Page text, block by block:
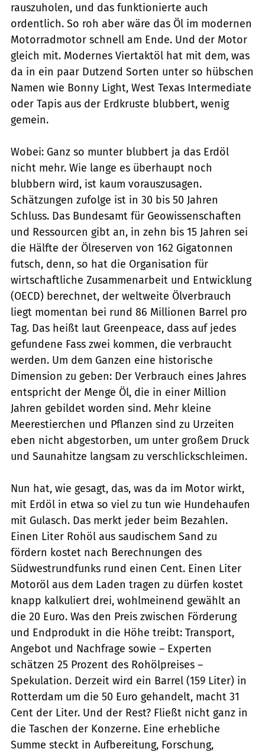
rauszuholen, und das funktionierte auch
ordentlich. So roh aber wäre das Öl im modernen
Motorradmotor schnell am Ende. Und der Motor
gleich mit. Modernes Viertaktöl hat mit dem, was
da in ein paar Dutzend Sorten unter so hübschen
Namen wie Bonny Light, West Texas Intermediate
oder Tapis aus der Erdkruste blubbert, wenig
gemein.
Wobei: Ganz so munter blubbert ja das Erdöl
nicht mehr. Wie lange es überhaupt noch
blubbern wird, ist kaum vorauszusagen.
Schätzungen zufolge ist in 30 bis 50 Jahren
Schluss. Das Bundesamt für Geowissenschaften
und Ressourcen gibt an, in zehn bis 15 Jahren sei
die Hälfte der Ölreserven von 162 Gigatonnen
futsch, denn, so hat die Organisation für
wirtschaftliche Zusammenarbeit und Entwicklung
(OECD) berechnet, der weltweite Ölverbrauch
liegt momentan bei rund 86 Millionen Barrel pro
Tag. Das heißt laut Greenpeace, dass auf jedes
gefundene Fass zwei kommen, die verbraucht
werden. Um dem Ganzen eine historische
Dimension zu geben: Der Verbrauch eines Jahres
entspricht der Menge Öl, die in einer Million
Jahren gebildet worden sind. Mehr kleine
Meerestierchen und Pflanzen sind zu Urzeiten
eben nicht abgestorben, um unter großem Druck
und Saunahitze langsam zu verschlickschleimen.
Nun hat, wie gesagt, das, was da im Motor wirkt,
mit Erdöl in etwa so viel zu tun wie Hundehaufen
mit Gulasch. Das merkt jeder beim Bezahlen.
Einen Liter Rohöl aus saudischem Sand zu
fördern kostet nach Berechnungen des
Südwestrundfunks rund einen Cent. Einen Liter
Motoröl aus dem Laden tragen zu dürfen kostet
knapp kalkuliert drei, wohlmeinend gewählt an
die 20 Euro. Was den Preis zwischen Förderung
und Endprodukt in die Höhe treibt: Transport,
Angebot und Nachfrage sowie – Experten
schätzen 25 Prozent des Rohölpreises –
Spekulation. Derzeit wird ein Barrel (159 Liter) in
Rotterdam um die 50 Euro gehandelt, macht 31
Cent der Liter. Und der Rest? Fließt nicht ganz in
die Taschen der Konzerne. Eine erhebliche
Summe steckt in Aufbereitung, Forschung,